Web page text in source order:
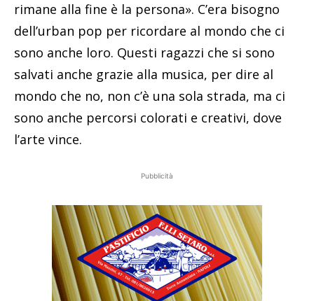
rimane alla fine è la persona». C’era bisogno
dell’urban pop per ricordare al mondo che ci
sono anche loro. Questi ragazzi che si sono
salvati anche grazie alla musica, per dire al
mondo che no, non c’è una sola strada, ma ci
sono anche percorsi colorati e creativi, dove
l’arte vince.
Pubblicità